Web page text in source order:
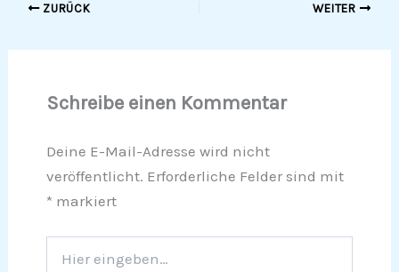
ZURÜCK WEITER
Schreibe einen Kommentar
Deine E-Mail-Adresse wird nicht
veröffentlicht. Erforderliche Felder sind mit
* markiert
eingeben…